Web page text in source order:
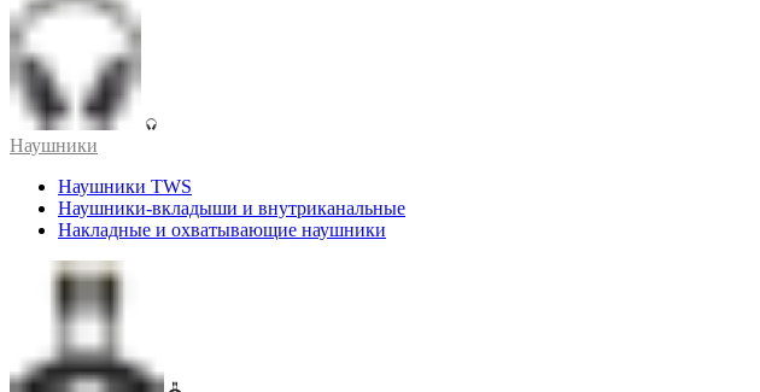
Наушники
Наушники TWS
Наушники-вкладыши и внутриканальные
Накладные и охватывающие наушники